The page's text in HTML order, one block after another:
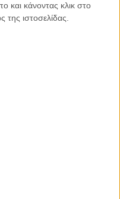
και κάνοντας κλικ στο
ιστοσελίδας.
και… το χαμόγελο των